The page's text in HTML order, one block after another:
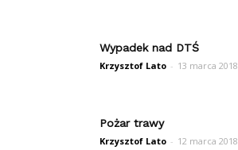
Wypadek nad DTŚ
Krzysztof Lato - 13 marca 2018
Pożar trawy
Krzysztof Lato - 12 marca 2018